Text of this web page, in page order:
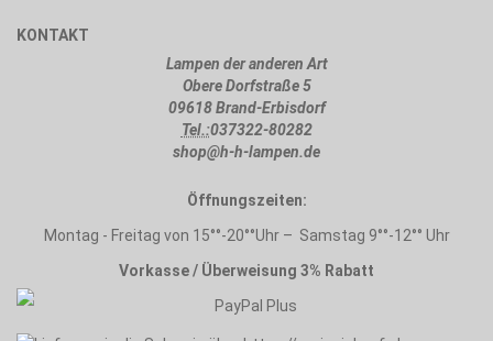
KONTAKT
Lampen der anderen Art
Obere Dorfstraße 5
09618 Brand-Erbisdorf
Tel.:037322-80282
shop@h-h-lampen.de
Öffnungszeiten:
Montag - Freitag von 15°°-20°°Uhr – Samstag 9°°-12°° Uhr
Vorkasse / Überweisung 3% Rabatt